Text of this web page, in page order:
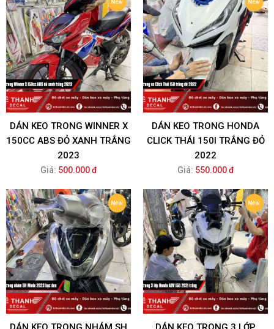
DÁN KEO TRONG WINNER X
150CC ABS ĐỎ XANH TRẮNG
2023
Giá: 500.000 đ
DÁN KEO TRONG HONDA
CLICK THÁI 150I TRẮNG ĐỎ
2022
Giá: 550.000 đ